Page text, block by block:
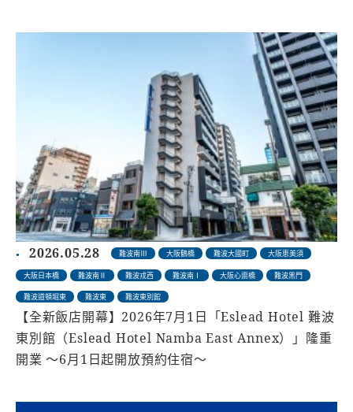
2026.05.28 難波南Ⅲ 大阪鶴橋 難波大國町 大阪恵美須
大阪日本橋 難波南Ⅱ 難波戎西 難波南Ⅰ 大阪心齋橋 難波黑門
難波道頓堀東 難波東 難波東別館
【全新飯店開幕】2026年7月1日「Eslead Hotel 難波
東別館（Eslead Hotel Namba East Annex）」隆重
開業 〜6月1日起開放預約住宿〜